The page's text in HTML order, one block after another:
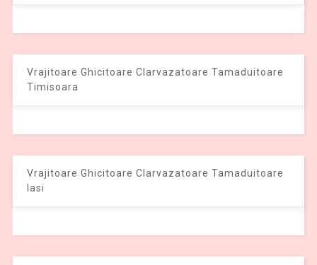
Vrajitoare Ghicitoare Clarvazatoare Tamaduitoare
Timisoara
Vrajitoare Ghicitoare Clarvazatoare Tamaduitoare
Iasi